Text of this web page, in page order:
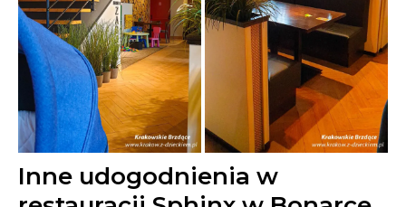
Inne udogodnienia w